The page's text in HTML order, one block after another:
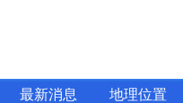
最新消息 地理位置